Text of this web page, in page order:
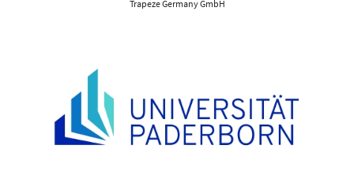
Trapeze Germany GmbH